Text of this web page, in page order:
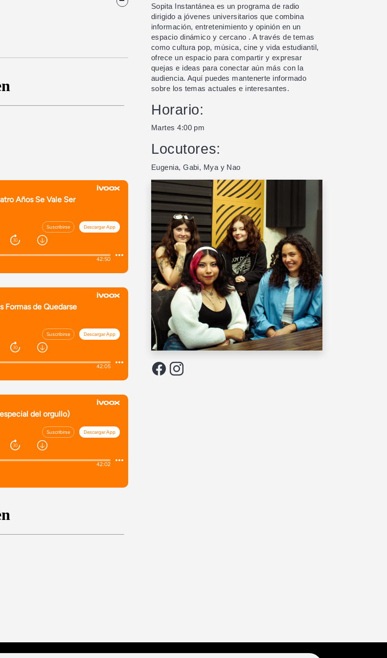
Sopita Instantánea es un programa de radio
dirigido a jóvenes universitarios que combina
información, entretenimiento y opinión en un
espacio dinámico y cercano . A través de temas
como cultura pop, música, cine y vida estudiantil,
ofrece un espacio para compartir y expresar
quejas e ideas para conectar aún más con la
audiencia. Aquí puedes mantenerte informado
sobre los temas actuales e interesantes.
Horario:
Martes 4:00 pm
Locutores:
Eugenia, Gabi, Mya y Nao